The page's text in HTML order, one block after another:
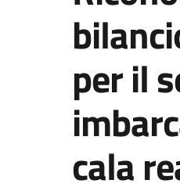
per il
cala